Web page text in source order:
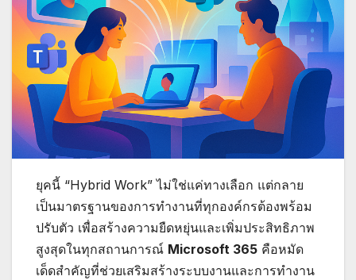
ยุคนี้ “Hybrid Work” ไม่ใช่แค่ทางเลือก แต่กลาย
เป็นมาตรฐานของการทำงานที่ทุกองค์กรต้องพร้อม
ปรับตัว เพื่อสร้างความยืดหยุ่นและเพิ่มประสิทธิภาพ
สูงสุดในทุกสถานการณ์ Microsoft 365 คือหมัด
เด็ดสำคัญที่ช่วยเสริมสร้างระบบงานและการทำงาน